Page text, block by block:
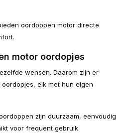
oordoppen motor directe
motor oordopjes
wensen. Daarom zijn er
elk met hun eigen
zijn duurzaam, eenvoudig
voor frequent gebruik.